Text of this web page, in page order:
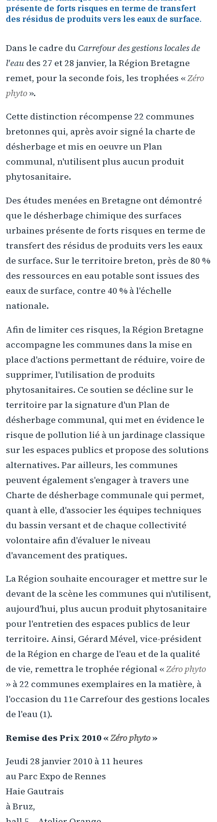
présente de forts risques en terme de transfert
des résidus de produits vers les eaux de surface.
Dans le cadre du Carrefour des gestions locales de
l'eau des 27 et 28 janvier, la Région Bretagne
remet, pour la seconde fois, les trophées «Zéro
phyto ».
Cette distinction récompense 22 communes
bretonnes qui, après avoir signé la charte de
désherbage et mis en oeuvre un Plan
communal, n'utilisent plus aucun produit
phytosanitaire.
Des études menées en Bretagne ont démontré
que le désherbage chimique des surfaces
urbaines présente de forts risques en terme de
transfert des résidus de produits vers les eaux
de surface. Sur le territoire breton, près de 80 %
des ressources en eau potable sont issues des
eaux de surface, contre 40 % à l'échelle
nationale.
Afin de limiter ces risques, la Région Bretagne
accompagne les communes dans la mise en
place d'actions permettant de réduire, voire de
supprimer, l'utilisation de produits
phytosanitaires. Ce soutien se décline sur le
territoire par la signature d'un Plan de
désherbage communal, qui met en évidence le
risque de pollution lié à un jardinage classique
sur les espaces publics et propose des solutions
alternatives. Par ailleurs, les communes
peuvent également s'engager à travers une
Charte de désherbage communale qui permet,
quant à elle, d'associer les équipes techniques
du bassin versant et de chaque collectivité
volontaire afin d'évaluer le niveau
d'avancement des pratiques.
La Région souhaite encourager et mettre sur le
devant de la scène les communes qui n'utilisent,
aujourd'hui, plus aucun produit phytosanitaire
pour l'entretien des espaces publics de leur
territoire. Ainsi, Gérard Mével, vice-président
de la Région en charge de l'eau et de la qualité
de vie, remettra le trophée régional «Zéro phyto
» à 22 communes exemplaires en la matière, à
l'occasion du 11e Carrefour des gestions locales
de l'eau (1).
Remise des Prix 2010 «Zéro phyto»
Jeudi 28 janvier 2010 à 11 heures
au Parc Expo de Rennes
Haie Gautrais
à Bruz,